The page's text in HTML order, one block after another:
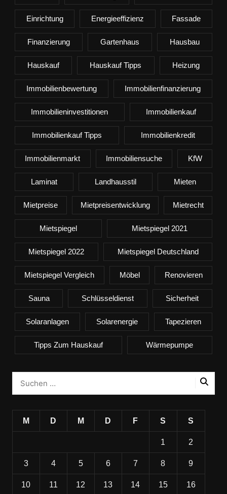
Einrichtung Energieeffizienz Fassade
Finanzierung Gartenhaus Hausbau
Hauskauf Hauskauf Tipps Heizung
Immobilienbewertung Immobilienfinanzierung
Immobilieninvestitionen Immobilienkauf
Immobilienkauf Tipps Immobilienkredit
Immobilienmarkt Immobiliensuche KfW
Laminat Landhausstil Mieten
Mietpreise Mietpreisentwicklung Mietrecht
Mietspiegel Mietspiegel 2021
Mietspiegel 2022 Mietspiegel Deutschland
Mietspiegel Vergleich Möbel Renovieren
Sauna Schlüsseldienst Sicherheit
Solaranlagen Solarenergie Tapezieren
Tipps Zum Hauskauf Wärmepumpe
M D M D F S S
1 2
3 4 5 6 7 8 9
10 11 12 13 14 15 16